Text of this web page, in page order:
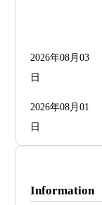
2026年08月03
日
2026年08月01
日
Information